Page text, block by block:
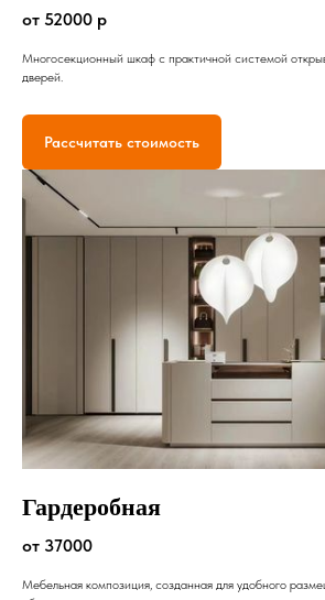
от 52000 р
Многосекционный шкаф с практичной системой
дверей.
Рассчитать стоимость
Гардеробная
от 37000
Мебельная композиция, созданная для удобного